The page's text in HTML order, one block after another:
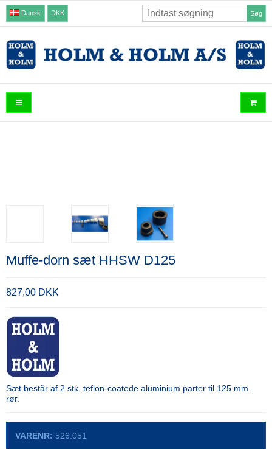
Dansk DKK Søg
Muffe-dorn sæt HHSW D125
827,00 DKK
Sæt består af 2 stk. teflon-coatede aluminium parter til 125 mm.
rør.
VARENR: 526.051